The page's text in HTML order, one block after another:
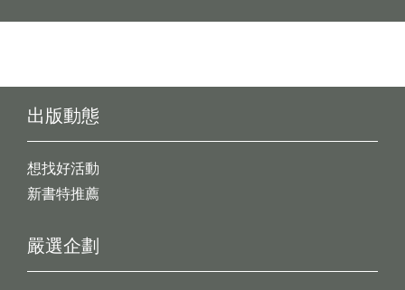
出版動態
想找好活動
新書特推薦
嚴選企劃